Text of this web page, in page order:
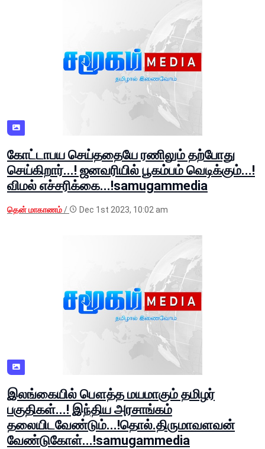
கோட்டாபய செய்ததையே ரணிலும் தற்போது
செய்கிறார்...! ஜனவரியில் பூகம்பம் வெடிக்கும்...!
விமல் எச்சரிக்கை...!samugammedia
தென் மாகாணம்/ Dec 1st 2023, 10:02 am
இலங்கையில் பௌத்த மயமாகும் தமிழர்
பகுதிகள்...! இந்திய அரசாங்கம்
தலையிடவேண்டும்...!தொல்.திருமாவளவன்
வேண்டுகோள்...!samugammedia